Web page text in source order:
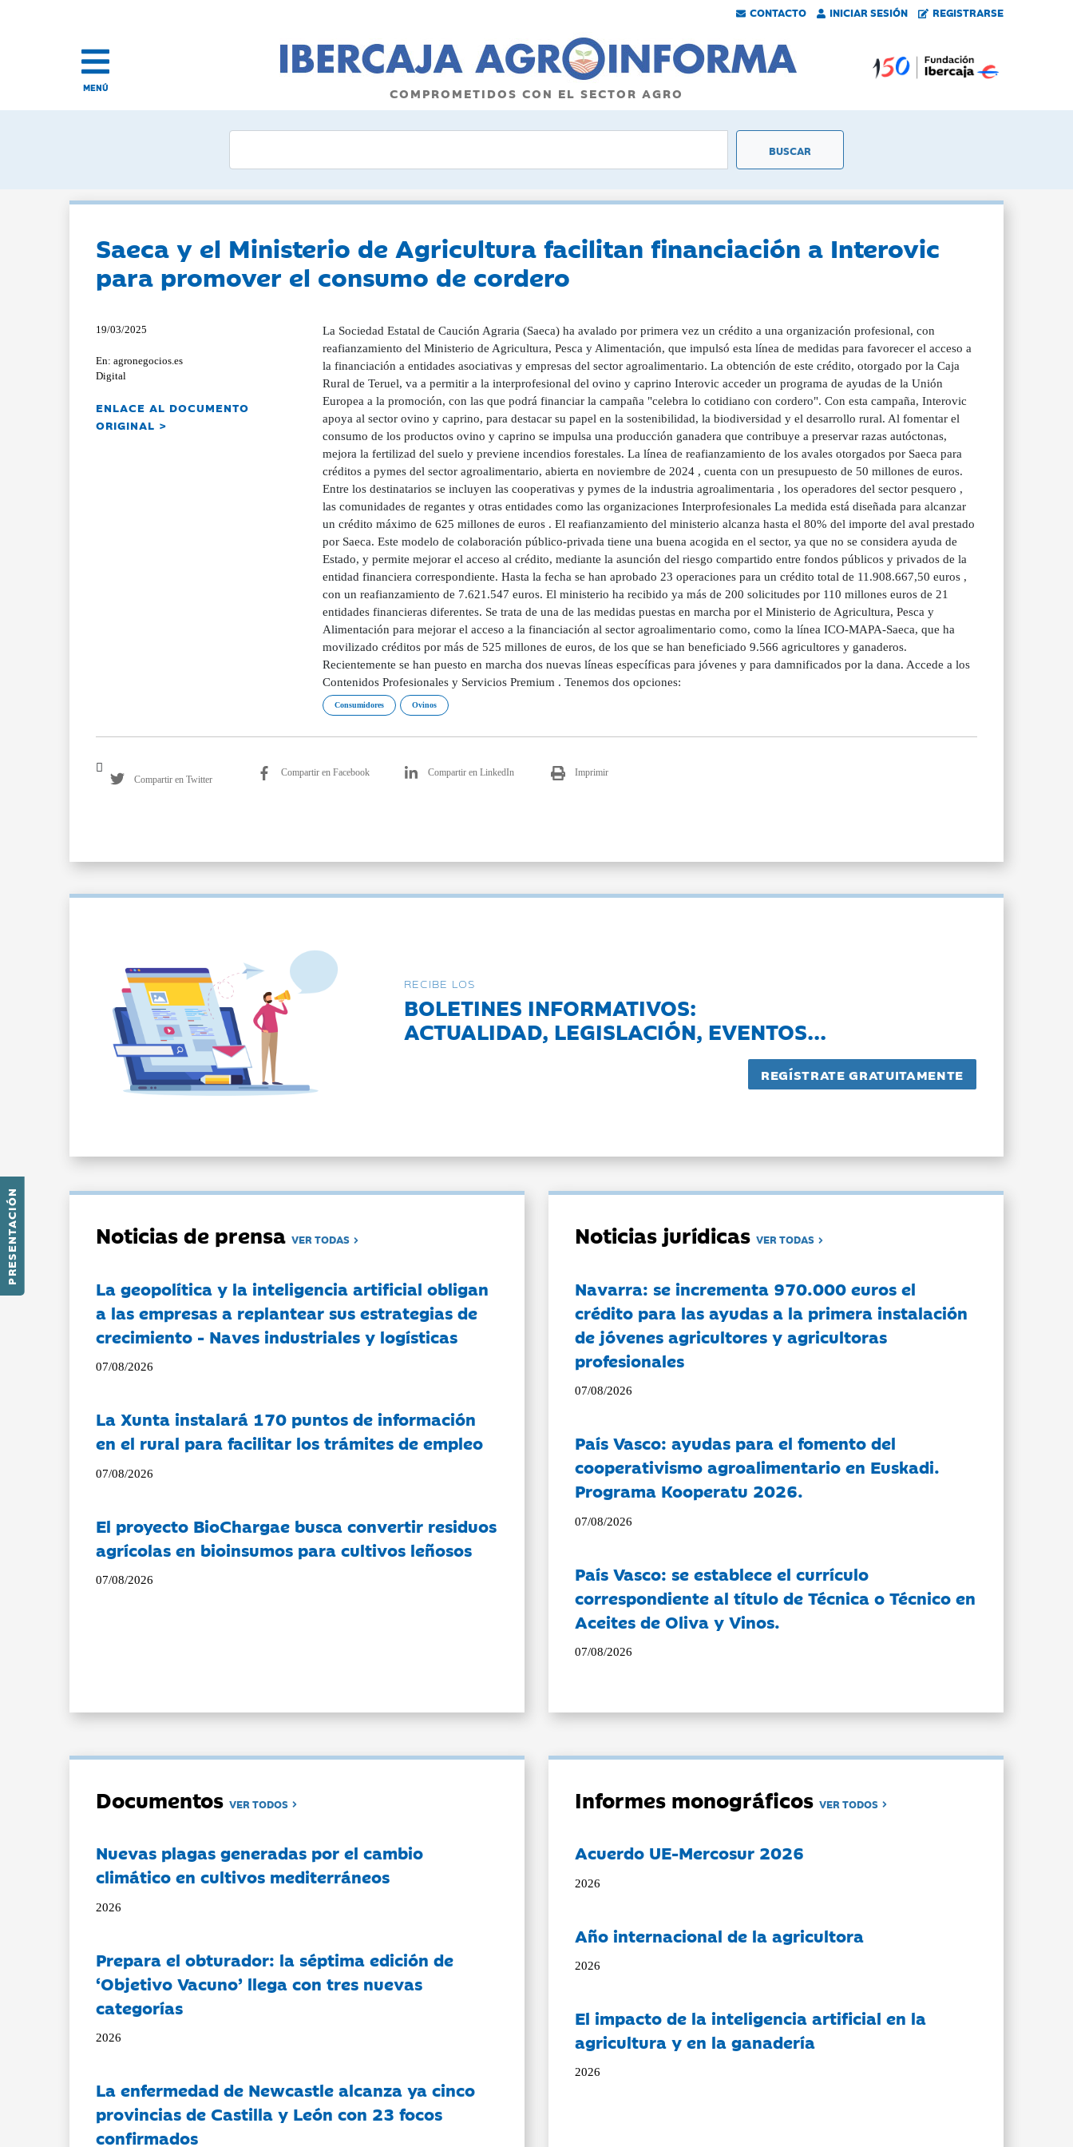
CONTACTO INICIAR SESIÓN REGISTRARSE
PRESENTACIÓN
MENÚ COMPROMETIDOS CON EL SECTOR AGRO
Saeca y el Ministerio de Agricultura facilitan financiación a Interovic
para promover el consumo de cordero
19/03/2025
En: agronegocios.es
Digital
ENLACE AL DOCUMENTO
ORIGINAL >
La Sociedad Estatal de Caución Agraria (Saeca) ha avalado por primera vez un crédito a una organización profesional, con
reafianzamiento del Ministerio de Agricultura, Pesca y Alimentación, que impulsó esta línea de medidas para favorecer el acceso a
la financiación a entidades asociativas y empresas del sector agroalimentario. La obtención de este crédito, otorgado por la Caja
Rural de Teruel, va a permitir a la interprofesional del ovino y caprino Interovic acceder un programa de ayudas de la Unión
Europea a la promoción, con las que podrá financiar la campaña "celebra lo cotidiano con cordero". Con esta campaña, Interovic
apoya al sector ovino y caprino, para destacar su papel en la sostenibilidad, la biodiversidad y el desarrollo rural. Al fomentar el
consumo de los productos ovino y caprino se impulsa una producción ganadera que contribuye a preservar razas autóctonas,
mejora la fertilizad del suelo y previene incendios forestales. La línea de reafianzamiento de los avales otorgados por Saeca para
créditos a pymes del sector agroalimentario, abierta en noviembre de 2024 , cuenta con un presupuesto de 50 millones de euros.
Entre los destinatarios se incluyen las cooperativas y pymes de la industria agroalimentaria , los operadores del sector pesquero ,
las comunidades de regantes y otras entidades como las organizaciones Interprofesionales La medida está diseñada para alcanzar
un crédito máximo de 625 millones de euros . El reafianzamiento del ministerio alcanza hasta el 80% del importe del aval prestado
por Saeca. Este modelo de colaboración público-privada tiene una buena acogida en el sector, ya que no se considera ayuda de
Estado, y permite mejorar el acceso al crédito, mediante la asunción del riesgo compartido entre fondos públicos y privados de la
entidad financiera correspondiente. Hasta la fecha se han aprobado 23 operaciones para un crédito total de 11.908.667,50 euros ,
con un reafianzamiento de 7.621.547 euros. El ministerio ha recibido ya más de 200 solicitudes por 110 millones euros de 21
entidades financieras diferentes. Se trata de una de las medidas puestas en marcha por el Ministerio de Agricultura, Pesca y
Alimentación para mejorar el acceso a la financiación al sector agroalimentario como, como la línea ICO-MAPA-Saeca, que ha
movilizado créditos por más de 525 millones de euros, de los que se han beneficiado 9.566 agricultores y ganaderos.
Recientemente se han puesto en marcha dos nuevas líneas específicas para jóvenes y para damnificados por la dana. Accede a los
Contenidos Profesionales y Servicios Premium . Tenemos dos opciones:
Consumidores Ovinos
Compartir en Twitter
Compartir en Facebook Compartir en LinkedIn Imprimir
RECIBE LOS
BOLETINES INFORMATIVOS:
ACTUALIDAD, LEGISLACIÓN, EVENTOS...
Noticias de prensaVER TODAS
La geopolítica y la inteligencia artificial obligan
a las empresas a replantear sus estrategias de
crecimiento - Naves industriales y logísticas
07/08/2026
La Xunta instalará 170 puntos de información
en el rural para facilitar los trámites de empleo
07/08/2026
El proyecto BioChargae busca convertir residuos
agrícolas en bioinsumos para cultivos leñosos
07/08/2026
Noticias jurídicasVER TODAS
Navarra: se incrementa 970.000 euros el
crédito para las ayudas a la primera instalación
de jóvenes agricultores y agricultoras
profesionales
07/08/2026
País Vasco: ayudas para el fomento del
cooperativismo agroalimentario en Euskadi.
Programa Kooperatu 2026.
07/08/2026
País Vasco: se establece el currículo
correspondiente al título de Técnica o Técnico en
Aceites de Oliva y Vinos.
07/08/2026
DocumentosVER TODOS
Nuevas plagas generadas por el cambio
climático en cultivos mediterráneos
2026
Prepara el obturador: la séptima edición de
‘Objetivo Vacuno’ llega con tres nuevas
categorías
2026
La enfermedad de Newcastle alcanza ya cinco
provincias de Castilla y León con 23 focos
confirmados
Informes monográficosVER TODOS
Acuerdo UE-Mercosur 2026
2026
Año internacional de la agricultora
2026
El impacto de la inteligencia artificial en la
agricultura y en la ganadería
2026